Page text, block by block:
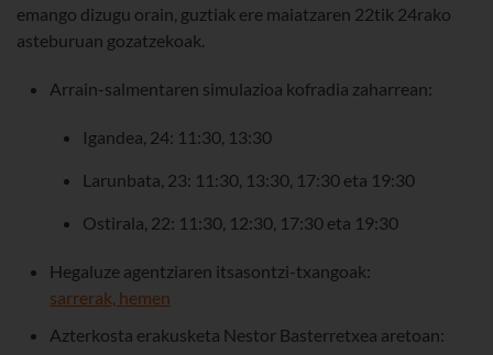
emango dizugu orain, guztiak ere maiatzaren 22tik 24rako
asteburuan gozatzekoak.
Arrain-salmentaren simulazioa kofradia zaharrean:
Igandea, 24: 11:30, 13:30
Larunbata, 23: 11:30, 13:30, 17:30 eta 19:30
Ostirala, 22: 11:30, 12:30, 17:30 eta 19:30
Hegaluze agentziaren itsasontzi-txangoak:
sarrerak, hemen
Azterkosta erakusketa Nestor Basterretxea aretoan: